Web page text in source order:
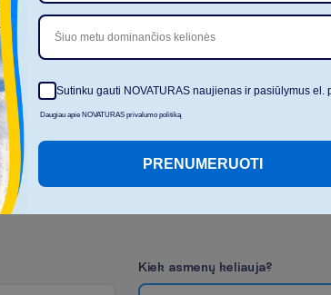
Kiek asmenų keliauja?
Šiuo metu dominančios kelionės
Sutinku gauti NOVATURAS naujienas ir pasiūlymus el.
Daugiau apie NOVATURAS privalumo politiką
PRENUMERUOTI